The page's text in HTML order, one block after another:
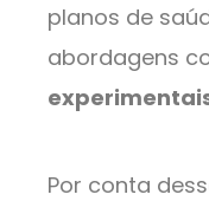
planos de
abordagens
Por conta